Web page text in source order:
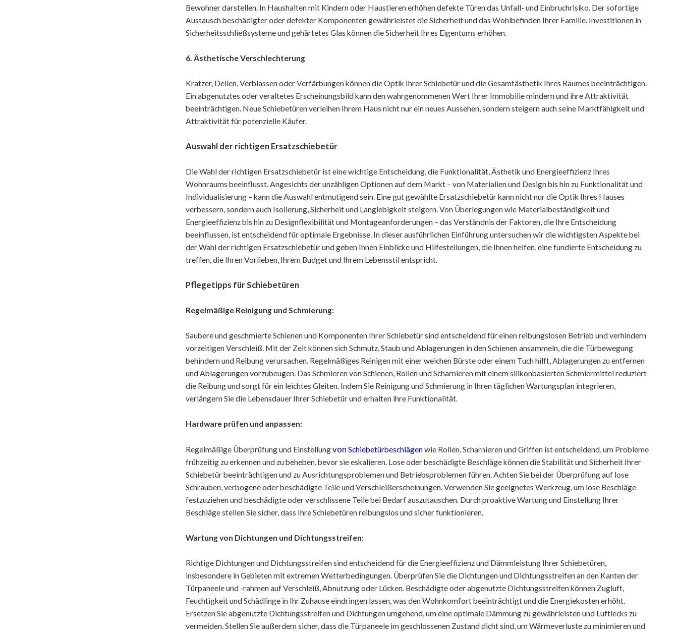
Bewohner darstellen. In Haushalten mit Kindern oder Haustieren erhöhen defekte Türen das Unfall- und Einbruchrisiko. Der sofortige
Austausch beschädigter oder defekter Komponenten gewährleistet die Sicherheit und das Wohlbefinden Ihrer Familie. Investitionen in
Sicherheitsschließsysteme und gehärtetes Glas können die Sicherheit Ihres Eigentums erhöhen.
6. Ästhetische Verschlechterung
Kratzer, Dellen, Verblassen oder Verfärbungen können die Optik Ihrer Schiebetür und die Gesamtästhetik Ihres Raumes beeinträchtigen.
Ein abgenutztes oder veraltetes Erscheinungsbild kann den wahrgenommenen Wert Ihrer Immobilie mindern und ihre Attraktivität
beeinträchtigen. Neue Schiebetüren verleihen Ihrem Haus nicht nur ein neues Aussehen, sondern steigern auch seine Marktfähigkeit und
Attraktivität für potenzielle Käufer.
Auswahl der richtigen Ersatzschiebetür
Die Wahl der richtigen Ersatzschiebetür ist eine wichtige Entscheidung, die Funktionalität, Ästhetik und Energieeffizienz Ihres
Wohnraums beeinflusst. Angesichts der unzähligen Optionen auf dem Markt – von Materialien und Design bis hin zu Funktionalität und
Individualisierung – kann die Auswahl entmutigend sein. Eine gut gewählte Ersatzschiebetür kann nicht nur die Optik Ihres Hauses
verbessern, sondern auch Isolierung, Sicherheit und Langlebigkeit steigern. Von Überlegungen wie Materialbeständigkeit und
Energieeffizienz bis hin zu Designflexibilität und Montageanforderungen – das Verständnis der Faktoren, die Ihre Entscheidung
beeinflussen, ist entscheidend für optimale Ergebnisse. In dieser ausführlichen Einführung untersuchen wir die wichtigsten Aspekte bei
der Wahl der richtigen Ersatzschiebetür und geben Ihnen Einblicke und Hilfestellungen, die Ihnen helfen, eine fundierte Entscheidung zu
treffen, die Ihren Vorlieben, Ihrem Budget und Ihrem Lebensstil entspricht.
Pflegetipps für Schiebetüren
Regelmäßige Reinigung und Schmierung:
Saubere und geschmierte Schienen und Komponenten Ihrer Schiebetür sind entscheidend für einen reibungslosen Betrieb und verhindern
vorzeitigen Verschleiß. Mit der Zeit können sich Schmutz, Staub und Ablagerungen in den Schienen ansammeln, die die Türbewegung
behindern und Reibung verursachen. Regelmäßiges Reinigen mit einer weichen Bürste oder einem Tuch hilft, Ablagerungen zu entfernen
und Ablagerungen vorzubeugen. Das Schmieren von Schienen, Rollen und Scharnieren mit einem silikonbasierten Schmiermittel reduziert
die Reibung und sorgt für ein leichtes Gleiten. Indem Sie Reinigung und Schmierung in Ihren täglichen Wartungsplan integrieren,
verlängern Sie die Lebensdauer Ihrer Schiebetür und erhalten ihre Funktionalität.
Hardware prüfen und anpassen:
Regelmäßige Überprüfung und Einstellungvon Schiebetürbeschlägenwie Rollen, Scharnieren und Griffen ist entscheidend, um Probleme
frühzeitig zu erkennen und zu beheben, bevor sie eskalieren. Lose oder beschädigte Beschläge können die Stabilität und Sicherheit Ihrer
Schiebetür beeinträchtigen und zu Ausrichtungsproblemen und Betriebsproblemen führen. Achten Sie bei der Überprüfung auf lose
Schrauben, verbogene oder beschädigte Teile und Verschleißerscheinungen. Verwenden Sie geeignetes Werkzeug, um lose Beschläge
festzuziehen und beschädigte oder verschlissene Teile bei Bedarf auszutauschen. Durch proaktive Wartung und Einstellung Ihrer
Beschläge stellen Sie sicher, dass Ihre Schiebetüren reibungslos und sicher funktionieren.
Wartung von Dichtungen und Dichtungsstreifen:
Richtige Dichtungen und Dichtungsstreifen sind entscheidend für die Energieeffizienz und Dämmleistung Ihrer Schiebetüren,
insbesondere in Gebieten mit extremen Wetterbedingungen. Überprüfen Sie die Dichtungen und Dichtungsstreifen an den Kanten der
Türpaneele und -rahmen auf Verschleiß, Abnutzung oder Lücken. Beschädigte oder abgenutzte Dichtungsstreifen können Zugluft,
Feuchtigkeit und Schädlinge in Ihr Zuhause eindringen lassen, was den Wohnkomfort beeinträchtigt und die Energiekosten erhöht.
Ersetzen Sie abgenutzte Dichtungsstreifen und Dichtungen umgehend, um eine optimale Dämmung zu gewährleisten und Luftlecks zu
vermeiden. Stellen Sie außerdem sicher, dass die Türpaneele im geschlossenen Zustand dicht sind, um Wärmeverluste zu minimieren und